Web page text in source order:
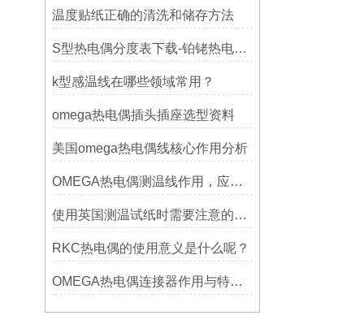
温度贴纸正确的清洗和储存方法
S型热电偶分度表下载-铂铑热电偶分度表
k型感温线在哪些领域常用？
omega热电偶插头插座选型资料
美国omega热电偶线核心作用分析
OMEGA热电偶测温线作用，应用领域
使用英国测温试纸时需要注意的事项
RKC热电偶的使用意义是什么呢？
OMEGA热电偶连接器作用与特点是什么？